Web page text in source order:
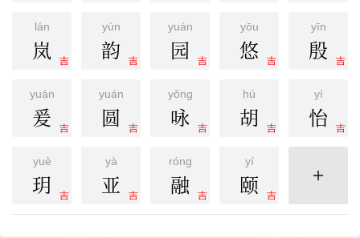
lán
吉
岚
yùn
吉
韵
yuán
吉
园
yōu
吉
悠
yīn
吉
殷
yuán
吉
爰
yuán
吉
圆
yǒng
吉
咏
hú
吉
胡
yí
吉
怡
yuè
吉
玥
yà
吉
亚
róng
吉
融
yí
吉
颐 更多